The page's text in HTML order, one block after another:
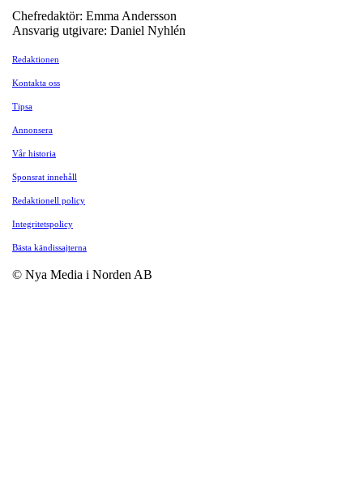
Chefredaktör: Emma Andersson
Ansvarig utgivare: Daniel Nyhlén
Redaktionen
Kontakta oss
Tipsa
Annonsera
Vår historia
Sponsrat innehåll
Redaktionell policy
Integritetspolicy
Bästa kändissajterna
© Nya Media i Norden AB